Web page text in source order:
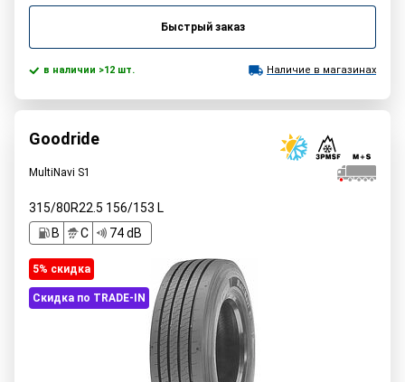
Быстрый заказ
в наличии >12 шт. Наличие в магазинах
Goodride
MultiNavi S1
315/80R22.5 156/153 L
B
C 74 dB
5% cкидка
Скидка по TRADE-IN